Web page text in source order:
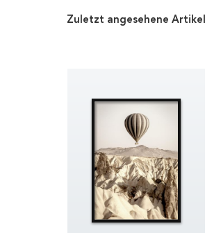
Zuletzt angesehene Artikel